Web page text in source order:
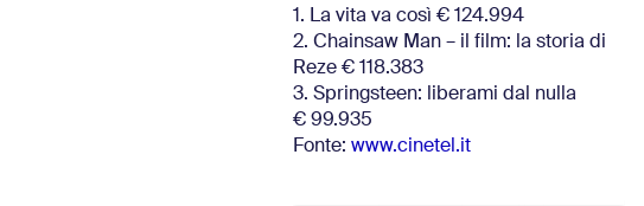
1. La vita va così € 124.994
2. Chainsaw Man – il film: la storia di
Reze € 118.383
3. Springsteen: liberami dal nulla
€ 99.935
Fonte: www.cinetel.it